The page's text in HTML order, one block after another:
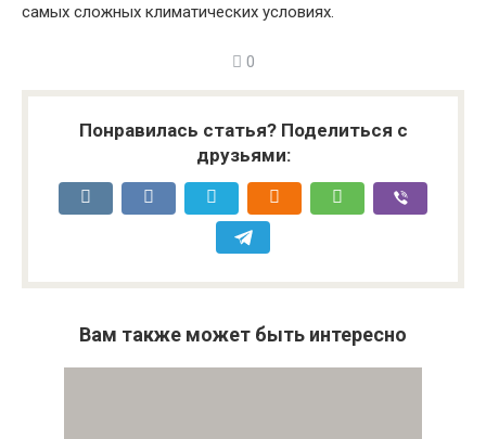
самых сложных климатических условиях.
0
Понравилась статья? Поделиться с
друзьями:
Вам также может быть интересно